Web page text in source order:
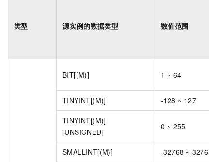
类型 源实例的数据类型 数值范围
BIT[(M)] 1 ~ 64
TINYINT[(M)] -128 ~ 127
TINYINT[(M)]
[UNSIGNED]
0 ~ 255
SMALLINT[(M)] -32768 ~ 32767